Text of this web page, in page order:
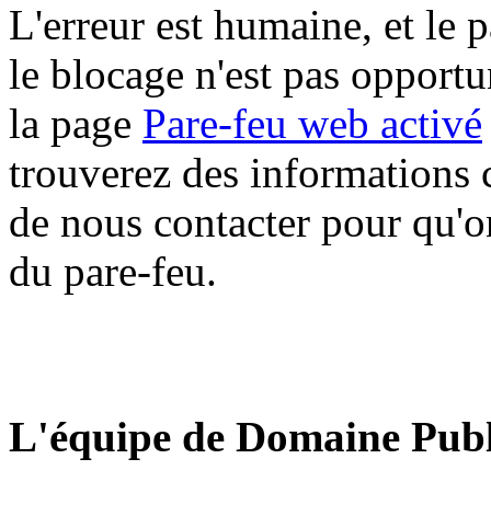
L'erreur est humaine, et le
le blocage n'est pas
la page Pare-feu web activé
trouverez des informations
de nous contacter pour
du pare-feu.
L'équipe de Domaine